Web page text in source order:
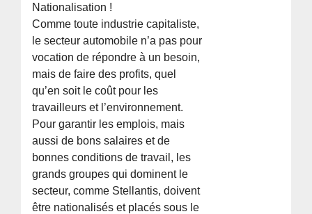
Nationalisation !
Comme toute industrie capitaliste,
le secteur automobile n’a pas pour
vocation de répondre à un besoin,
mais de faire des profits, quel
qu’en soit le coût pour les
travailleurs et l’environnement.
Pour garantir les emplois, mais
aussi de bons salaires et de
bonnes conditions de travail, les
grands groupes qui dominent le
secteur, comme Stellantis, doivent
être nationalisés et placés sous le